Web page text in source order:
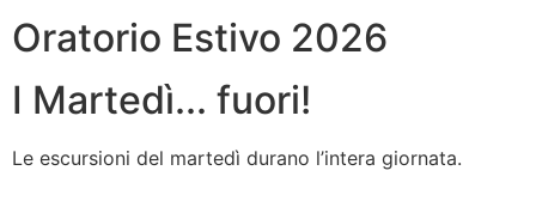
Oratorio Estivo 2026
I Martedì... fuori!
Le escursioni del martedì durano l’intera giornata.